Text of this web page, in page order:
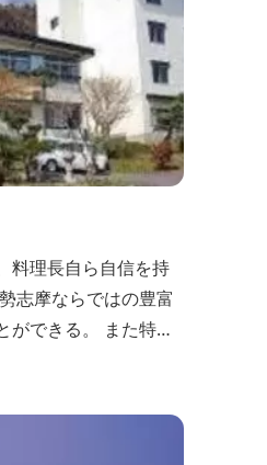
料理長自ら自信を持
志摩ならではの豊富
ができる。 また特典
お見逃しなく。